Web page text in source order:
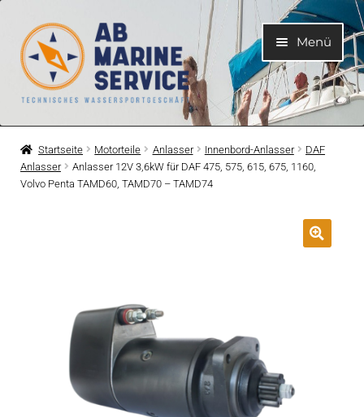
Zur
Navigation
springen
Zum
Inhalt
springen
Menü
Home
Motoren
öffnen
Kühlsystem
Technikblog
Startseite Motorteile Anlasser Innenbord-Anlasser
DAF
Anlasser
Anlasser 12V 3,6kW für DAF 475, 575, 615, 675, 1160,
Volvo Penta TAMD60, TAMD70 – TAMD74